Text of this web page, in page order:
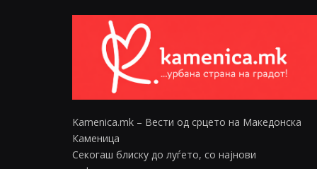
Kamenica.mk – Вести од срцето на Македонска
Каменица
Секогаш блиску до луѓето, со најнови